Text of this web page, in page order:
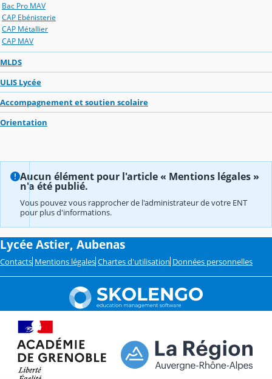
Bac Pro MAV
CAP Ebénisterie
CAP Métallier
CAP MAV
MLDS
ULIS Lycée
Accompagnement et soutien scolaire
Orientation
Aucun élément pour l'article « Mentions légales »
n'a été publié.
Vous pouvez vous rapprocher de l'administrateur de votre ENT
pour plus d'informations.
Lycée Astier, Aubenas
Contacts Mentions légales Chartes d'utilisation Données personnelles